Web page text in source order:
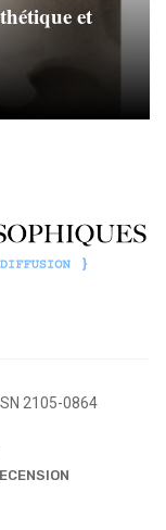
et
2105-0864